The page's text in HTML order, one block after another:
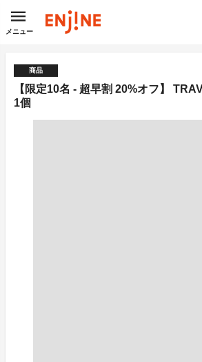
メニュー
商品
【限定10名 - 超早割 20%オフ】
1個